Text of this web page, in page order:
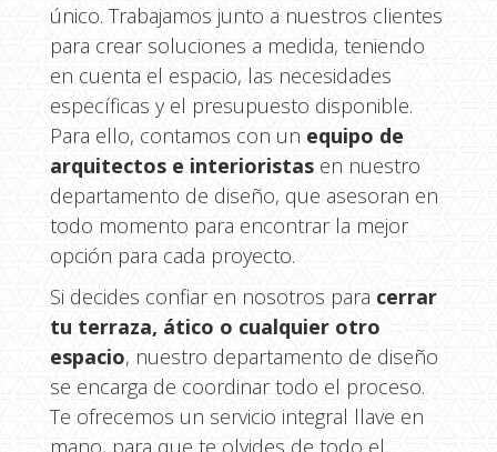
único. Trabajamos junto a nuestros clientes
para crear soluciones a medida, teniendo
en cuenta el espacio, las necesidades
específicas y el presupuesto disponible.
Para ello, contamos con un equipo de
arquitectos e interioristasen nuestro
departamento de diseño, que asesoran en
todo momento para encontrar la mejor
opción para cada proyecto.
Si decides confiar en nosotros para cerrar
tu terraza, ático o cualquier otro
espacio, nuestro departamento de diseño
se encarga de coordinar todo el proceso.
Te ofrecemos un servicio integral llave en
mano, para que te olvides de todo el